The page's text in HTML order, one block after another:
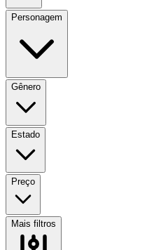
Personagem
Gênero
Estado
Preço
Mais filtros